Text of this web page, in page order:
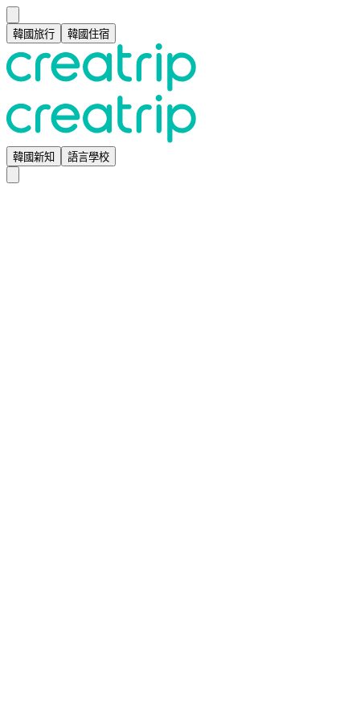
韓國旅行 韓國住宿
韓國新知 語言學校